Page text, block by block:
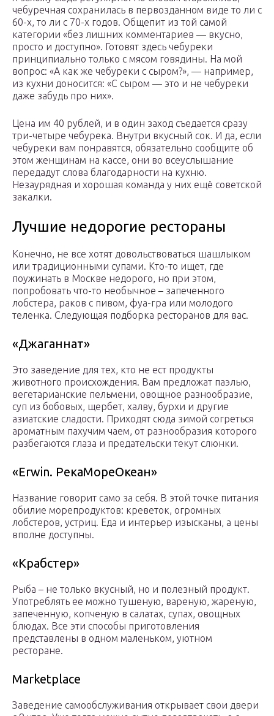
чебуречная сохранилась в первозданном виде то ли с
60-х, то ли с 70-х годов. Общепит из той самой
категории «без лишних комментариев — вкусно,
просто и доступно». Готовят здесь чебуреки
принципиально только с мясом говядины. На мой
вопрос: «А как же чебуреки с сыром?», — например,
из кухни доносится: «С сыром — это и не чебуреки
даже забудь про них».
Цена им 40 рублей, и в один заход съедается сразу
три-четыре чебурека. Внутри вкусный сок. И да, если
чебуреки вам понравятся, обязательно сообщите об
этом женщинам на кассе, они во всеуслышание
передадут слова благодарности на кухню.
Незаурядная и хорошая команда у них ещё советской
закалки.
Лучшие недорогие рестораны
Конечно, не все хотят довольствоваться шашлыком
или традиционными супами. Кто-то ищет, где
поужинать в Москве недорого, но при этом,
попробовать что-то необычное – запеченного
лобстера, раков с пивом, фуа-гра или молодого
теленка. Следующая подборка ресторанов для вас.
«Джаганнат»
Это заведение для тех, кто не ест продукты
животного происхождения. Вам предложат паэлью,
вегетарианские пельмени, овощное разнообразие,
суп из бобовых, щербет, халву, бурхи и другие
азиатские сладости. Приходят сюда зимой согреться
ароматным пахучим чаем, от разнообразия которого
разбегаются глаза и предательски текут слюнки.
«Erwin. РекаМореОкеан»
Название говорит само за себя. В этой точке питания
обилие морепродуктов: креветок, огромных
лобстеров, устриц. Еда и интерьер изысканы, а цены
вполне доступны.
«Крабстер»
Рыба – не только вкусный, но и полезный продукт.
Употреблять ее можно тушеную, вареную, жареную,
запеченную, копченую в салатах, супах, овощных
блюдах. Все эти способы приготовления
представлены в одном маленьком, уютном
ресторане.
Marketplace
Заведение самообслуживания открывает свои двери